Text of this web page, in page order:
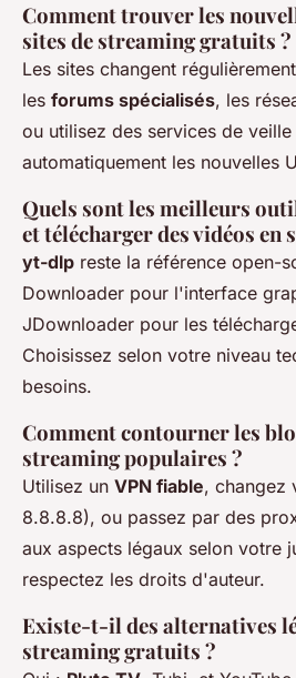
Comment trouver les
sites de streaming gratuits ?
Les sites changent
les forums spécialisés, les
ou utilisez des services de
automatiquement les nouvelles
Quels sont les meilleurs
et télécharger des vidéos en
yt-dlp reste la référence open-
Downloader pour l'interface
JDownloader pour les
Choisissez selon votre niveau
besoins.
Comment contourner les
streaming populaires ?
Utilisez un VPN fiable, changez
8.8.8.8), ou passez par des
aux aspects légaux selon votre
respectez les droits d'auteur.
Existe-t-il des alternatives
streaming gratuits ?